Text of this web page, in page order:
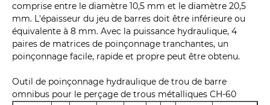
comprise entre le diamètre 10,5 mm et le diamètre 20,5
mm. L'épaisseur du jeu de barres doit être inférieure ou
équivalente à 8 mm. Avec la puissance hydraulique, 4
paires de matrices de poinçonnage tranchantes, un
poinçonnage facile, rapide et propre peut être obtenu.
Outil de poinçonnage hydraulique de trou de barre
omnibus pour le perçage de trous métalliques CH-60